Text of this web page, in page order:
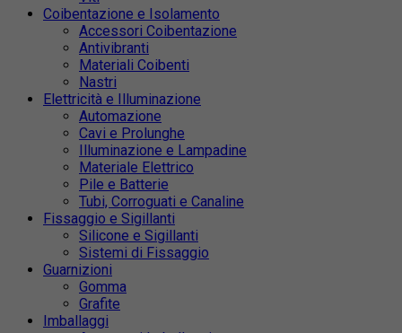
Coibentazione e Isolamento
Accessori Coibentazione
Antivibranti
Materiali Coibenti
Nastri
Elettricità e Illuminazione
Automazione
Cavi e Prolunghe
Illuminazione e Lampadine
Materiale Elettrico
Pile e Batterie
Tubi, Corroguati e Canaline
Fissaggio e Sigillanti
Silicone e Sigillanti
Sistemi di Fissaggio
Guarnizioni
Gomma
Grafite
Imballaggi